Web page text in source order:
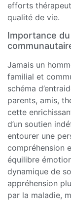
efforts
qualité de vie.
Importance
Jamais un
familial et
schéma
parents, amis,
cette
d’un soutien
entourer une
compréhension
équilibre
dynamique de
appréhension
par la maladie,